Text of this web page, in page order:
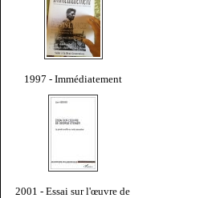
1997 - Immédiatement
2001 - Essai sur l'œuvre de